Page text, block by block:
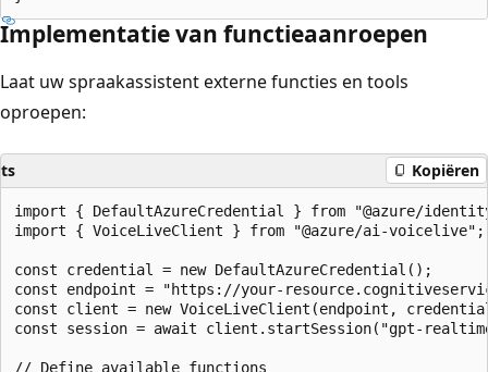
Implementatie van functieaanroepen
Laat uw spraakassistent externe functies en tools
oproepen:
ts Kopiëren
import { DefaultAzureCredential } from "@azure/
import { VoiceLiveClient } from "@azure/ai-voicelive";
const credential = new DefaultAzureCredential();
const endpoint = "https://your-
const client = new VoiceLiveClient(endpoint,
const session = await client.startSession("gpt-
// Define available functions